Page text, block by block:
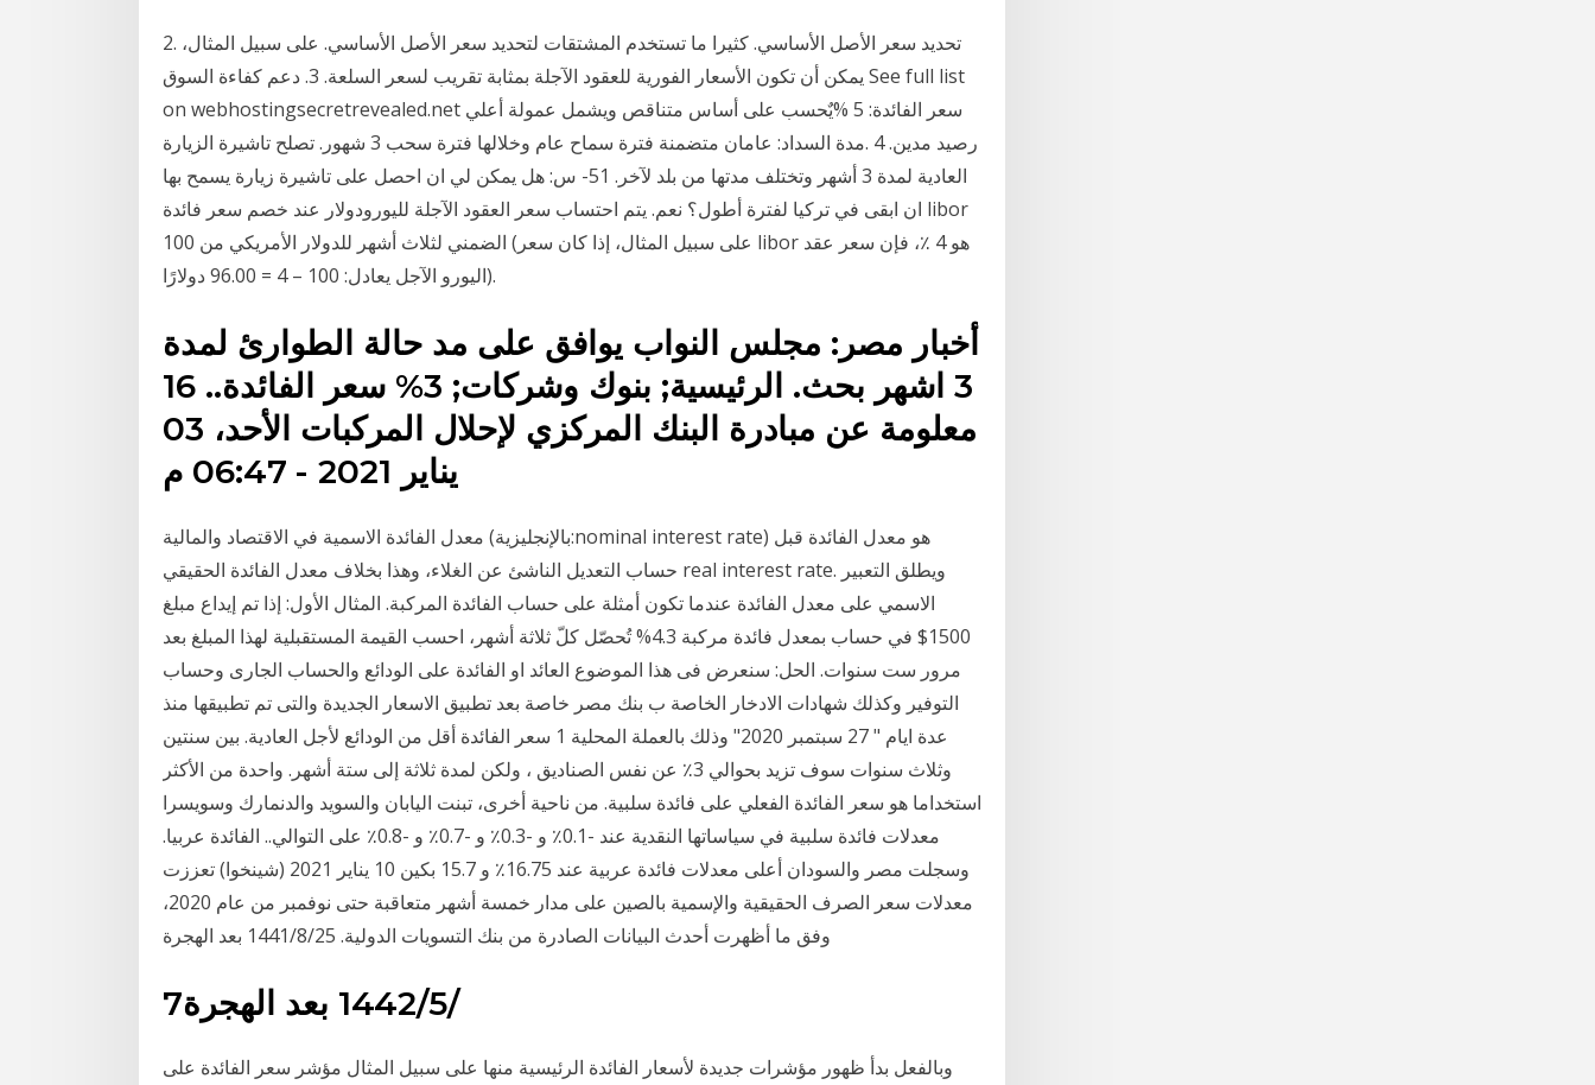
2. تحديد سعر الأصل الأساسي. كثيرا ما تستخدم المشتقات لتحديد سعر الأصل الأساسي. على سبيل المثال،
يمكن أن تكون الأسعار الفورية للعقود الآجلة بمثابة تقريب لسعر السلعة. 3. دعم كفاءة السوق See full list
on webhostingsecretrevealed.net سعر الفائدة: 5 %يٌحسب على أساس متناقص ويشمل عمولة أعلي
رصيد مدين. 4 .مدة السداد: عامان متضمنة فترة سماح عام وخلالها فترة سحب 3 شهور. تصلح تاشيرة الزيارة
العادية لمدة 3 أشهر وتختلف مدتها من بلد لآخر. 51- س: هل يمكن لي ان احصل على تاشيرة زيارة يسمح بها
ان ابقى في تركيا لفترة أطول؟ نعم. يتم احتساب سعر العقود الآجلة لليورودولار عند خصم سعر فائدة libor
الضمني لثلاث أشهر للدولار الأمريكي من 100 (على سبيل المثال، إذا كان سعر libor هو 4 ٪، فإن سعر عقد
اليورو الآجل يعادل: 100 – 4 = 96.00 دولارًا).
أخبار مصر: مجلس النواب يوافق على مد حالة الطوارئ لمدة
3 اشهر بحث. الرئيسية; بنوك وشركات; 3% سعر الفائدة.. 16
معلومة عن مبادرة البنك المركزي لإحلال المركبات الأحد، 03
يناير 2021 - 06:47 م
معدل الفائدة الاسمية في الاقتصاد والمالية (بالإنجليزية:nominal interest rate) هو معدل الفائدة قبل
حساب التعديل الناشئ عن الغلاء، وهذا بخلاف معدل الفائدة الحقيقي real interest rate. ويطلق التعبير
الاسمي على معدل الفائدة عندما تكون أمثلة على حساب الفائدة المركبة. المثال الأول: إذا تم إيداع مبلغ
1500$ في حساب بمعدل فائدة مركبة 4.3% تُحصّل كلّ ثلاثة أشهر، احسب القيمة المستقبلية لهذا المبلغ بعد
مرور ست سنوات. الحل: سنعرض فى هذا الموضوع العائد او الفائدة على الودائع والحساب الجارى وحساب
التوفير وكذلك شهادات الادخار الخاصة ب بنك مصر خاصة بعد تطبيق الاسعار الجديدة والتى تم تطبيقها منذ
عدة ايام " 27 سبتمبر 2020" وذلك بالعملة المحلية 1 سعر الفائدة أقل من الودائع لأجل العادية. بين سنتين
وثلاث سنوات سوف تزيد بحوالي 3٪ عن نفس الصناديق ، ولكن لمدة ثلاثة إلى ستة أشهر. واحدة من الأكثر
استخداما هو سعر الفائدة الفعلي على فائدة سلبية. من ناحية أخرى، تبنت اليابان والسويد والدنمارك وسويسرا
معدلات فائدة سلبية في سياساتها النقدية عند -0.1٪ و -0.3٪ و -0.7٪ و -0.8٪ على التوالي.. الفائدة عربيا.
وسجلت مصر والسودان أعلى معدلات فائدة عربية عند 16.75٪ و 15.7 بكين 10 يناير 2021 (شينخوا) تعززت
معدلات سعر الصرف الحقيقية والإسمية بالصين على مدار خمسة أشهر متعاقبة حتى نوفمبر من عام 2020،
وفق ما أظهرت أحدث البيانات الصادرة من بنك التسويات الدولية. 25‏‏/8‏‏/1441 بعد الهجرة
7‏‏/5‏‏/1442 بعد الهجرة
وبالفعل بدأ ظهور مؤشرات جديدة لأسعار الفائدة الرئيسية منها على سبيل المثال مؤشر سعر الفائدة على